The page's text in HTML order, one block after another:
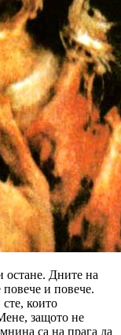
остане. Дните на
и повече.
които
защото не
са на прага да